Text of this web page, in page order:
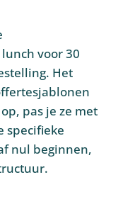
voor 30
Het
pas je ze met
specifieke
nul beginnen,